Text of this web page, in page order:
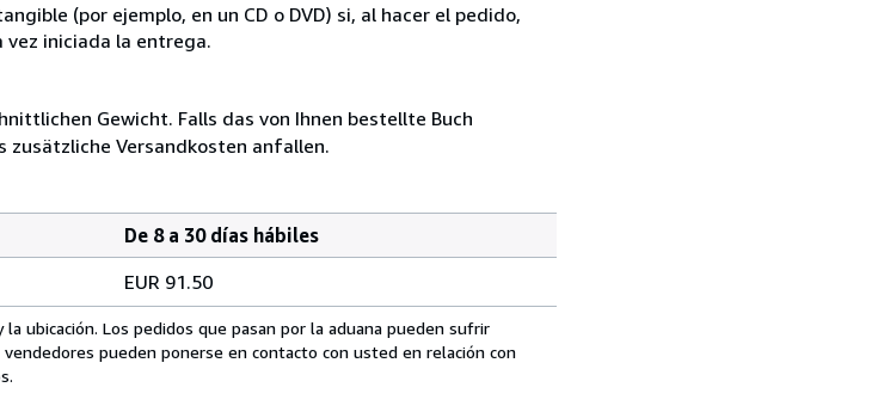
(por ejemplo, en un CD o DVD) si, al hacer el pedido,
iniciada la entrega.
Gewicht. Falls das von Ihnen bestellte Buch
zusätzliche Versandkosten anfallen.
De 8 a 30 días hábiles
EUR 91.50
ubicación. Los pedidos que pasan por la aduana pueden sufrir
pueden ponerse en contacto con usted en relación con